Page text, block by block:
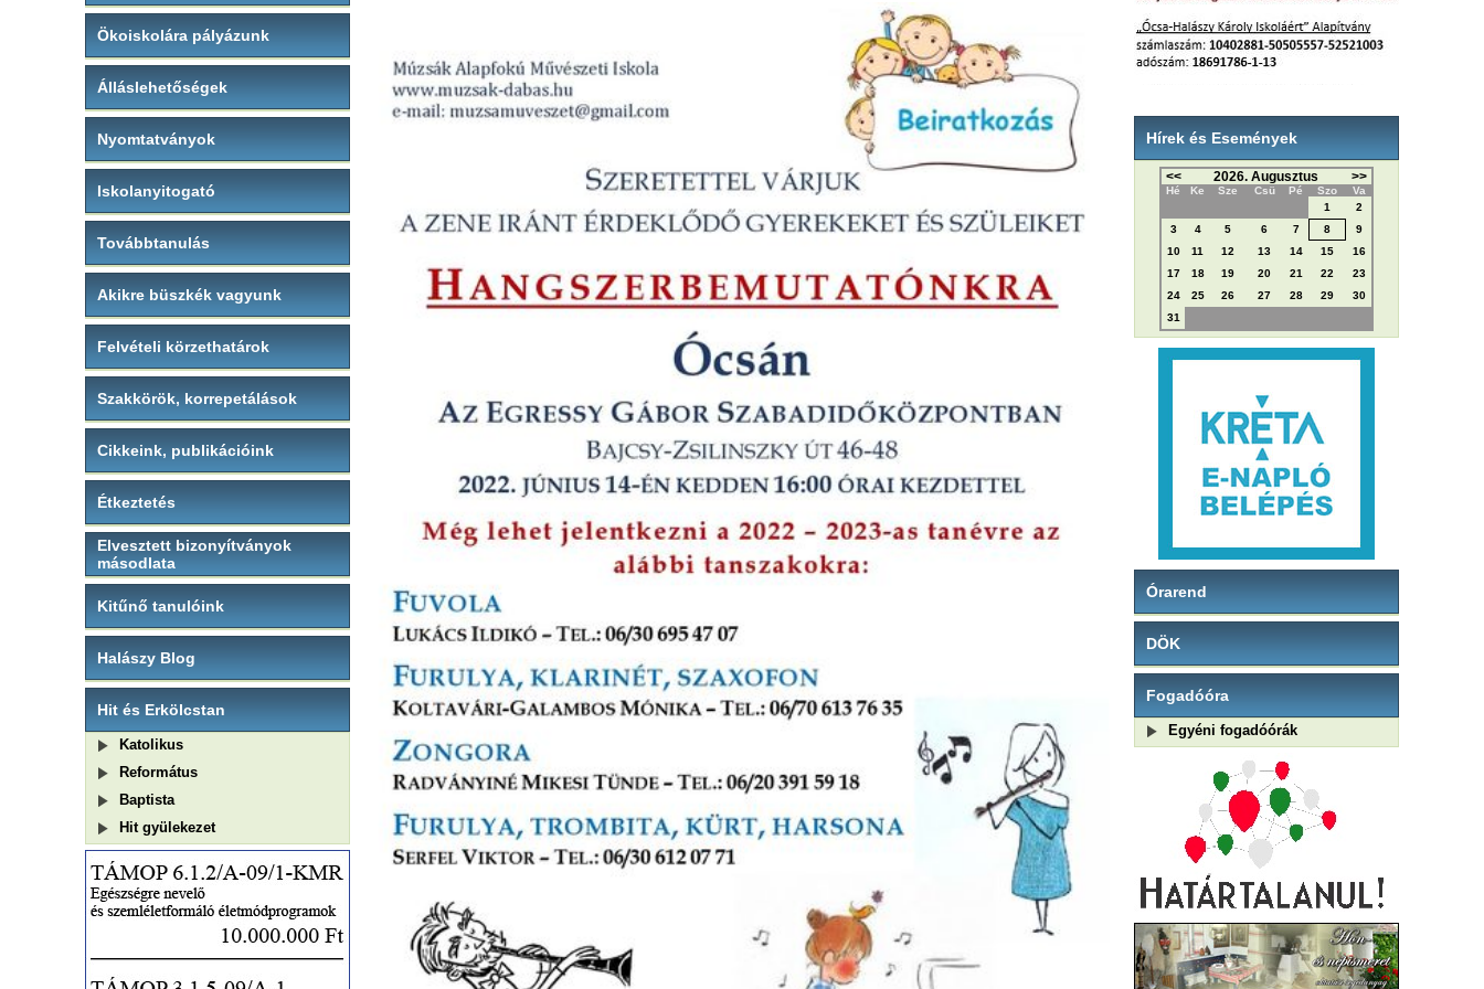
Ökoiskolára pályázunk
Álláslehetőségek
Nyomtatványok
Iskolanyitogató
Továbbtanulás
Akikre büszkék vagyunk
Felvételi körzethatárok
Szakkörök, korrepetálások
Cikkeink, publikációink
Étkeztetés
Elvesztett bizonyítványok
másodlata
Kitűnő tanulóink
Halászy Blog
Hit és Erkölcstan
Katolikus
Református
Baptista
Hit gyülekezet
Hírek és Események
<< 2026. Augusztus >>
Hé Ke Sze Csü Pé Szo
Va
1
2
3
4 5 6 7 8
9
10
11 12 13 14 15
16
17
18 19 20 21 22
23
24
25 26 27 28 29
30
31
Órarend
DÖK
Fogadóóra
Egyéni fogadóórák